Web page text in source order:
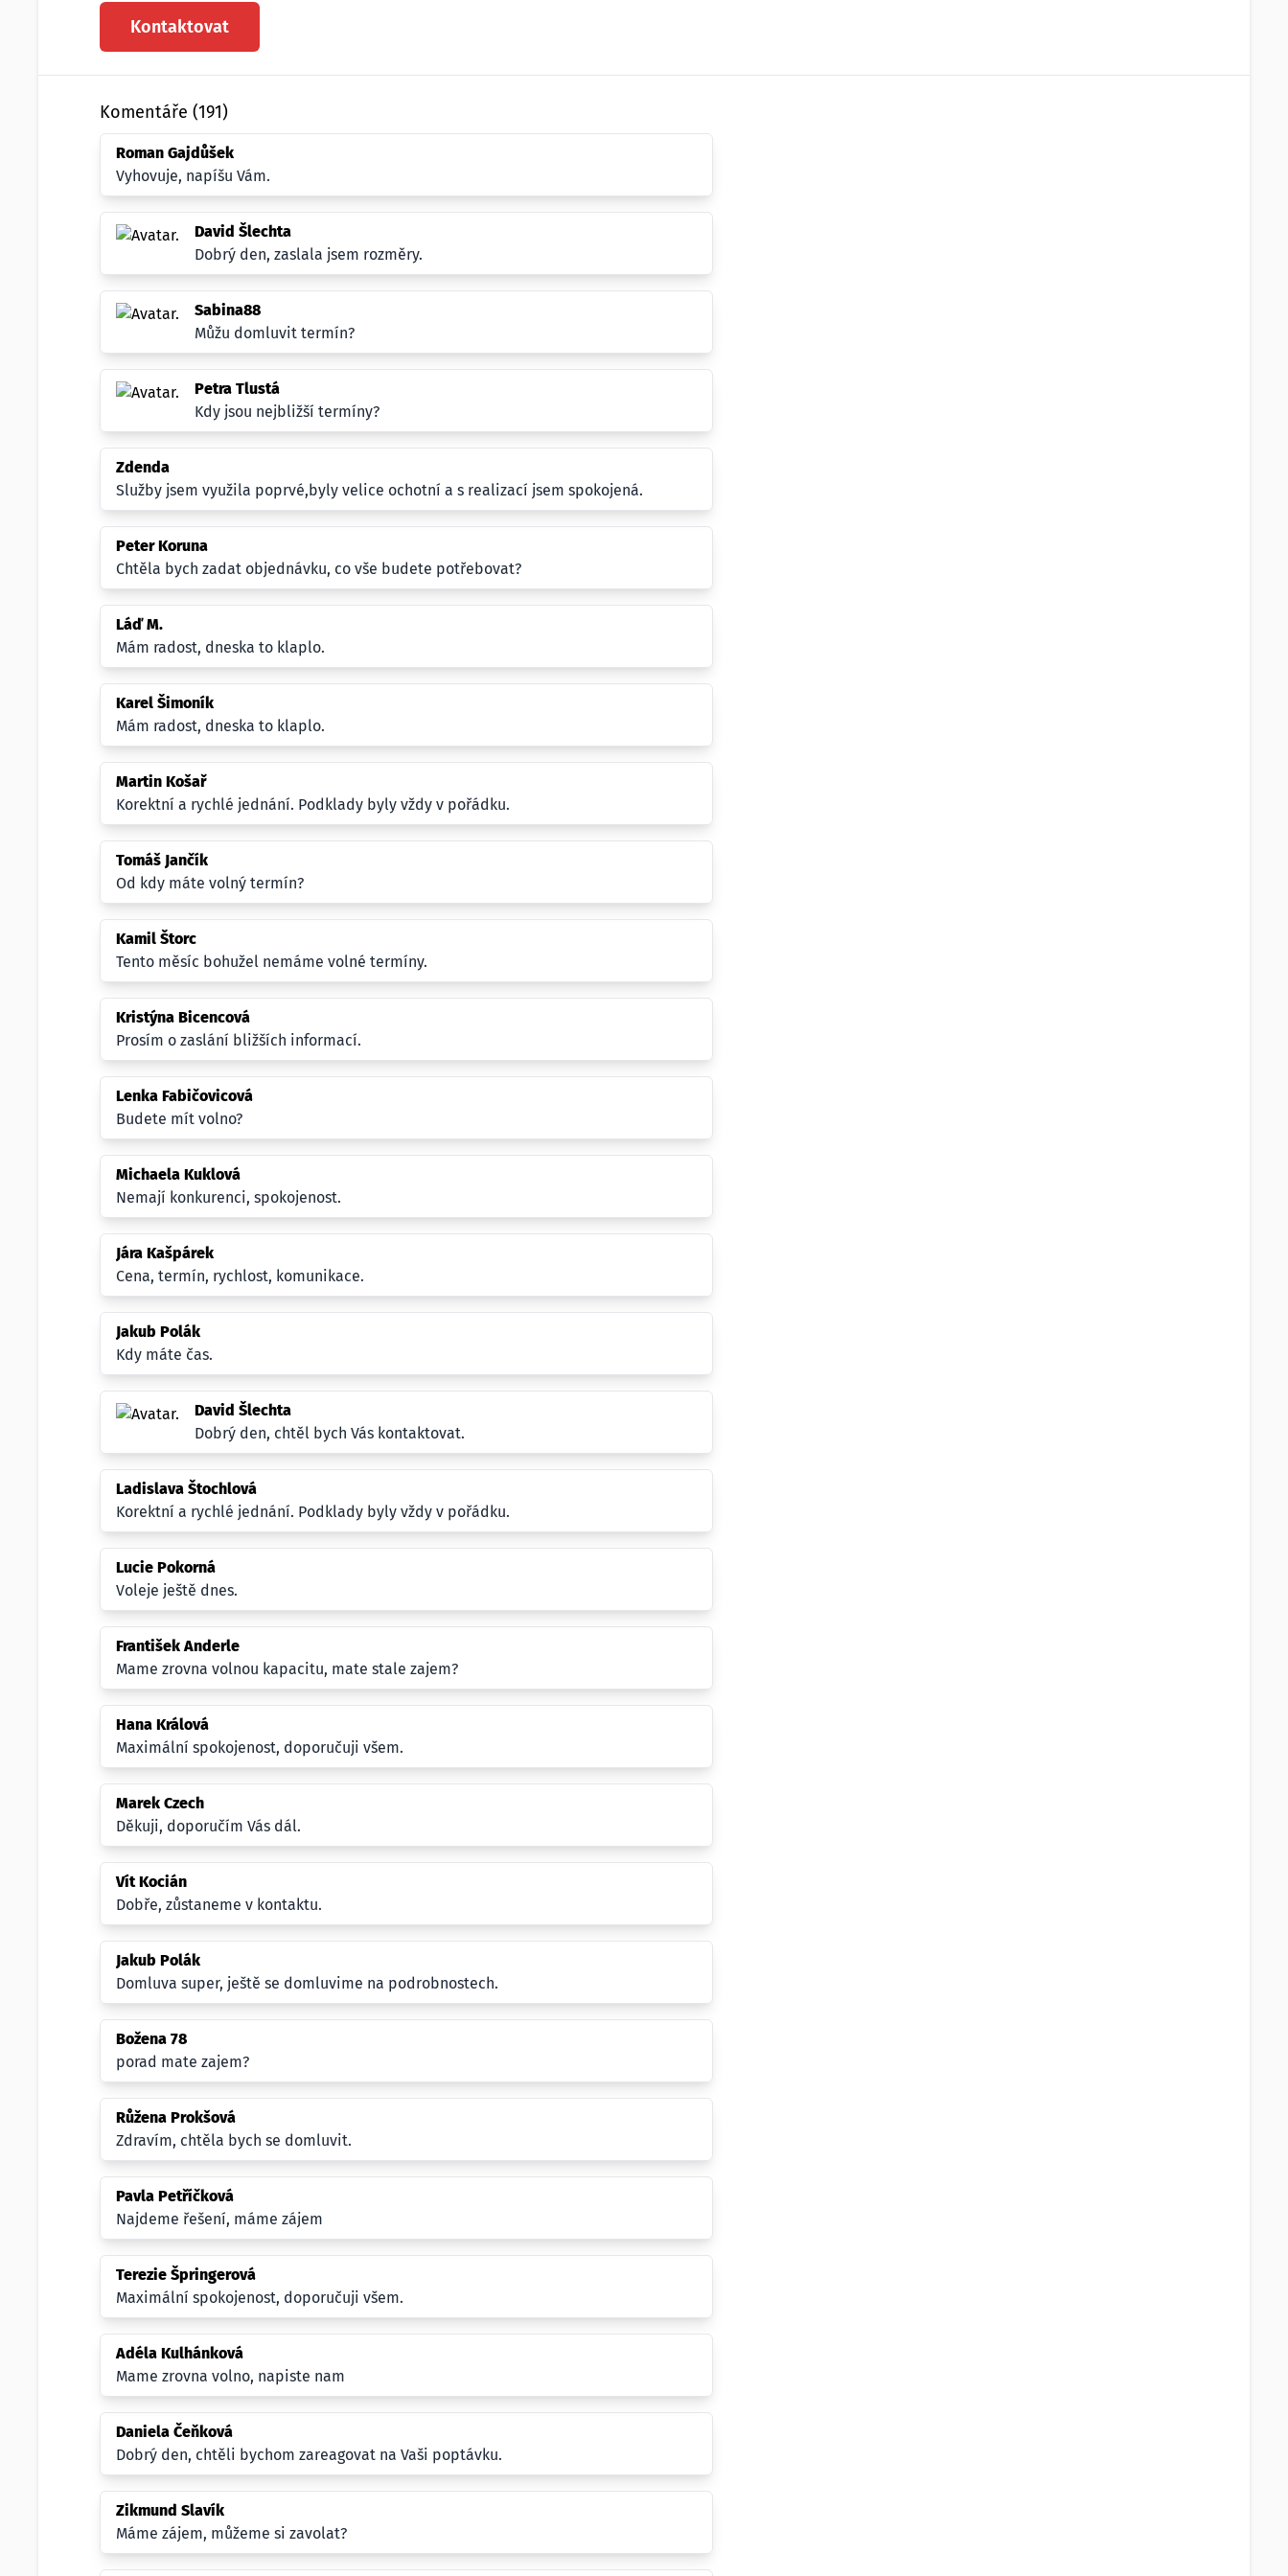
Kontaktovat
Komentáře (191)
Roman Gajdůšek
Vyhovuje, napíšu Vám.
David Šlechta
Dobrý den, zaslala jsem rozměry.
Sabina88
Můžu domluvit termín?
Petra Tlustá
Kdy jsou nejbližší termíny?
Zdenda
Služby jsem využila poprvé,byly velice ochotní a s realizací jsem spokojená.
Peter Koruna
Chtěla bych zadat objednávku, co vše budete potřebovat?
Láď M.
Mám radost, dneska to klaplo.
Karel Šimoník
Mám radost, dneska to klaplo.
Martin Košař
Korektní a rychlé jednání. Podklady byly vždy v pořádku.
Tomáš Jančík
Od kdy máte volný termín?
Kamil Štorc
Tento měsíc bohužel nemáme volné termíny.
Kristýna Bicencová
Prosím o zaslání bližších informací.
Lenka Fabičovicová
Budete mít volno?
Michaela Kuklová
Nemají konkurenci, spokojenost.
Jára Kašpárek
Cena, termín, rychlost, komunikace.
Jakub Polák
Kdy máte čas.
David Šlechta
Dobrý den, chtěl bych Vás kontaktovat.
Ladislava Štochlová
Korektní a rychlé jednání. Podklady byly vždy v pořádku.
Lucie Pokorná
Voleje ještě dnes.
František Anderle
Mame zrovna volnou kapacitu, mate stale zajem?
Hana Králová
Maximální spokojenost, doporučuji všem.
Marek Czech
Děkuji, doporučím Vás dál.
Vít Kocián
Dobře, zůstaneme v kontaktu.
Jakub Polák
Domluva super, ještě se domluvime na podrobnostech.
Božena 78
porad mate zajem?
Růžena Prokšová
Zdravím, chtěla bych se domluvit.
Pavla Petříčková
Najdeme řešení, máme zájem
Terezie Špringerová
Maximální spokojenost, doporučuji všem.
Adéla Kulhánková
Mame zrovna volno, napiste nam
Daniela Čeňková
Dobrý den, chtěli bychom zareagovat na Vaši poptávku.
Zikmund Slavík
Máme zájem, můžeme si zavolat?